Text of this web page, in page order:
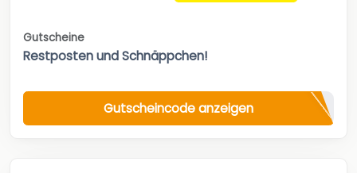
Gutscheine
Restposten und Schnäppchen!
Gutscheincode anzeigen